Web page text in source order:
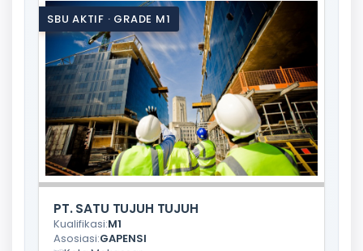
SBU AKTIF · GRADE M1
PT. SATU TUJUH TUJUH
Kualifikasi:M1
Asosiasi:GAPENSI